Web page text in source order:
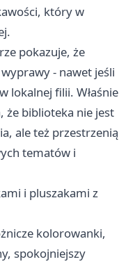
który w
pokazuje, że
- nawet jeśli
lokalnej filii. Właśnie
że biblioteka nie jest
ale też przestrzenią
tematów i
i pluszakami z
kolorowanki,
spokojniejszy